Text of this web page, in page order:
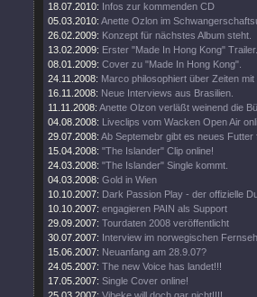
18.07.2010: Infos zur kommenden CD
05.03.2010: Anette Ozlon im
26.02.2009: Konzept für nächstes Album steht.
13.02.2009: Erster "Made In Hong Kong" Trailer.
08.01.2009: Cover zu "Made In Hong Kong".
24.11.2008: Marco philosophiert über Zeiten mit
16.11.2008: Neue Interviews aus Brasilien.
11.11.2008: Anette Olzon verläßt weinend die
04.08.2008: Liveclips vom Wacken Open Air
29.07.2008: Ab Septemebr gibt es neues Futter
15.04.2008: "The Islander" Clip online!
24.03.2008: "The Islander" Single kommt.
04.03.2008: Gold in Wien
10.10.2007: Dark Passion Play - der offizielle
10.10.2007: engagieren PAIN als Support
29.09.2007: Tourdaten 2008 veröffentlicht
30.07.2007: Interview im norwegischen
15.06.2007: Neuanfang am 28.9.07?
24.05.2007: The new Voice has landet!!!
17.05.2007: Single Cover online!